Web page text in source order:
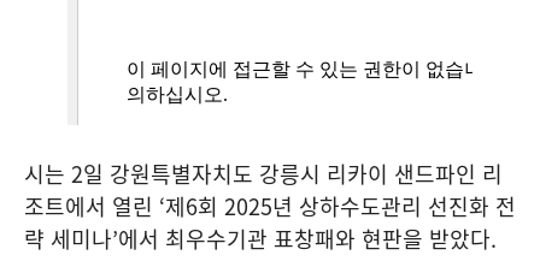
시는 2일 강원특별자치도 강릉시 리카이 샌드파인 리
조트에서 열린 ‘제6회 2025년 상하수도관리 선진화 전
략 세미나’에서 최우수기관 표창패와 현판을 받았다.